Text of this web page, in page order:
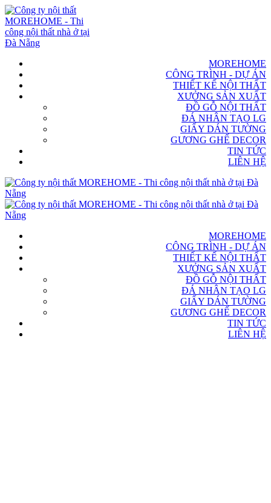
MOREHOME
CÔNG TRÌNH - DỰ ÁN
THIẾT KẾ NỘI THẤT
XƯỞNG SẢN XUẤT
ĐỒ GỖ NỘI THẤT
ĐÁ NHÂN TẠO LG
GIẤY DÁN TƯỜNG
GƯƠNG GHẾ DECOR
TIN TỨC
LIÊN HỆ
MOREHOME
CÔNG TRÌNH - DỰ ÁN
THIẾT KẾ NỘI THẤT
XƯỞNG SẢN XUẤT
ĐỒ GỖ NỘI THẤT
ĐÁ NHÂN TẠO LG
GIẤY DÁN TƯỜNG
GƯƠNG GHẾ DECOR
TIN TỨC
LIÊN HỆ